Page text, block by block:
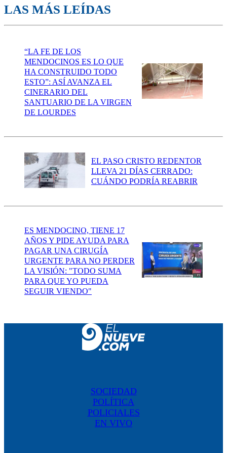
LAS MÁS LEÍDAS
“LA FE DE LOS
MENDOCINOS ES LO QUE
HA CONSTRUIDO TODO
ESTO”: ASÍ AVANZA EL
CINERARIO DEL
SANTUARIO DE LA VIRGEN
DE LOURDES
EL PASO CRISTO REDENTOR
LLEVA 21 DÍAS CERRADO:
CUÁNDO PODRÍA REABRIR
ES MENDOCINO, TIENE 17
AÑOS Y PIDE AYUDA PARA
PAGAR UNA CIRUGÍA
URGENTE PARA NO PERDER
LA VISIÓN: "TODO SUMA
PARA QUE YO PUEDA
SEGUIR VIENDO"
SOCIEDAD
POLÍTICA
POLICIALES
EN VIVO